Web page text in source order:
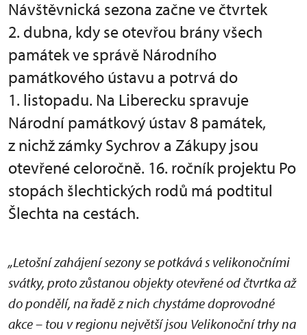
Návštěvnická sezona začne ve čtvrtek
2. dubna, kdy se otevřou brány všech
památek ve správě Národního
památkového ústavu a potrvá do
1. listopadu. Na Liberecku spravuje
Národní památkový ústav 8 památek,
z nichž zámky Sychrov a Zákupy jsou
otevřené celoročně. 16. ročník projektu Po
stopách šlechtických rodů má podtitul
Šlechta na cestách.
„Letošní zahájení sezony se potkává s velikonočními
svátky, proto zůstanou objekty otevřené od čtvrtka až
do pondělí, na řadě z nich chystáme doprovodné
akce – tou v regionu největší jsou Velikonoční trhy na